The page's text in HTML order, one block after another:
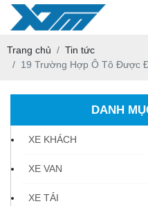
Trang chủ
Tin tức
19 Trường Hợp Ô Tô Được
DANH
XE KHÁCH
XE VAN
XE TẢI